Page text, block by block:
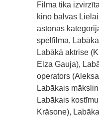
Filma tika
kino balvas
astoņās
spēlfilma,
Labākā aktrise
Elza Gauja),
operators
Labākais
Labākais
Krāsone),